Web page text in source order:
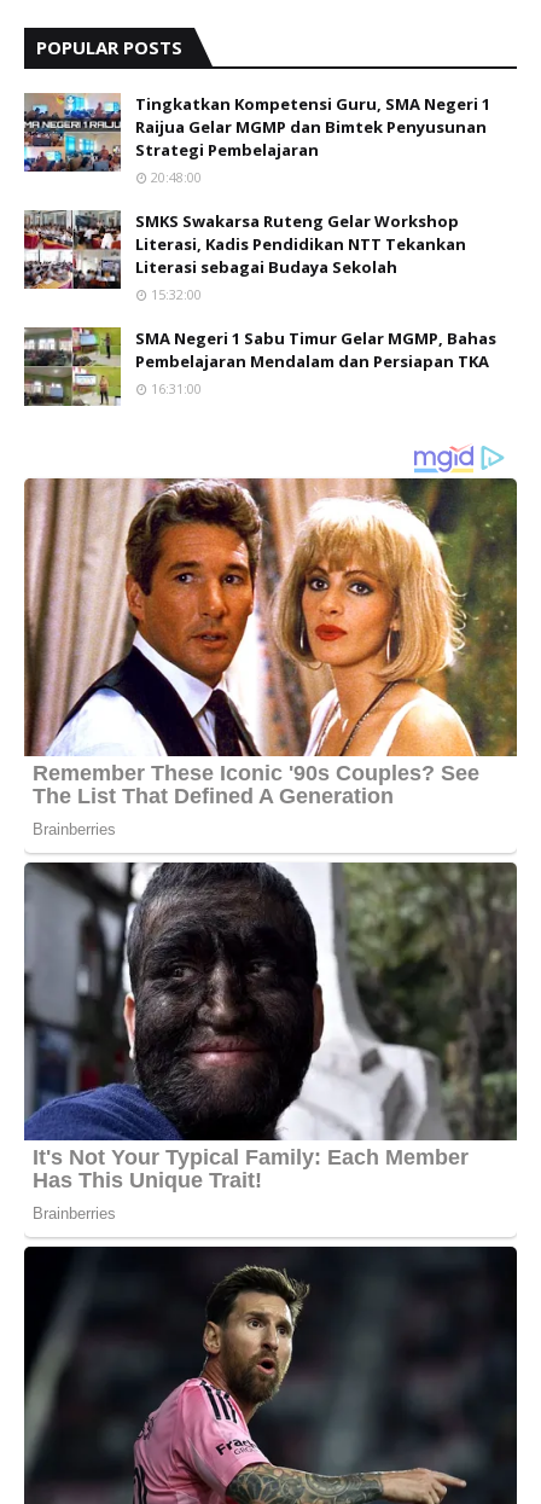
POPULAR POSTS
Tingkatkan Kompetensi Guru, SMA Negeri 1
Raijua Gelar MGMP dan Bimtek Penyusunan
Strategi Pembelajaran
20:48:00
SMKS Swakarsa Ruteng Gelar Workshop
Literasi, Kadis Pendidikan NTT Tekankan
Literasi sebagai Budaya Sekolah
15:32:00
SMA Negeri 1 Sabu Timur Gelar MGMP, Bahas
Pembelajaran Mendalam dan Persiapan TKA
16:31:00